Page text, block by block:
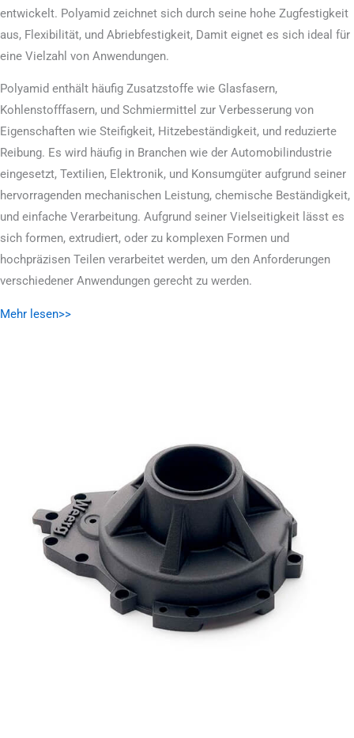
entwickelt. Polyamid zeichnet sich durch seine hohe Zugfestigkeit
aus, Flexibilität, und Abriebfestigkeit, Damit eignet es sich ideal für
eine Vielzahl von Anwendungen.
Polyamid enthält häufig Zusatzstoffe wie Glasfasern,
Kohlenstofffasern, und Schmiermittel zur Verbesserung von
Eigenschaften wie Steifigkeit, Hitzebeständigkeit, und reduzierte
Reibung. Es wird häufig in Branchen wie der Automobilindustrie
eingesetzt, Textilien, Elektronik, und Konsumgüter aufgrund seiner
hervorragenden mechanischen Leistung, chemische Beständigkeit,
und einfache Verarbeitung. Aufgrund seiner Vielseitigkeit lässt es
sich formen, extrudiert, oder zu komplexen Formen und
hochpräzisen Teilen verarbeitet werden, um den Anforderungen
verschiedener Anwendungen gerecht zu werden.
Mehr lesen>>